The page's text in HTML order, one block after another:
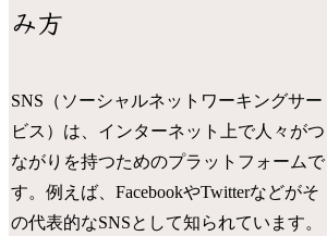
み方
SNS（ソーシャルネットワーキングサー
ビス）は、インターネット上で人々がつ
ながりを持つためのプラットフォームで
す。例えば、FacebookやTwitterなどがそ
の代表的なSNSとして知られています。